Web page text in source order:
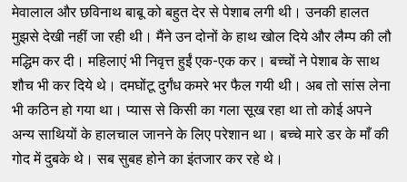
मेवालाल और छविनाथ बाबू को बहुत देर से पेशाब लगी थी। उनकी हालत
मुझसे देखी नहीं जा रही थी। मैंने उन दोनों के हाथ खोल दिये और लैम्प की लौ
मद्धिम कर दी। महिलाएं भी निवृत्त हुईं एक-एक कर। बच्चों ने पेशाब के साथ
शौच भी कर दिये थे। दमघोंटू दुर्गंध कमरे भर फैल गयी थी। अब तो सांस लेना
भी कठिन हो गया था। प्यास से किसी का गला सूख रहा था तो कोई अपने
अन्य साथियों के हालचाल जानने के लिए परेशान था। बच्चे मारे डर के माँ की
गोद में दुबके थे। सब सुबह होने का इंतजार कर रहे थे।